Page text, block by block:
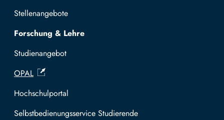
Stellenangebote
Forschung & Lehre
Studienangebot
OPAL
Hochschulportal
Selbstbedienungsservice Studierende